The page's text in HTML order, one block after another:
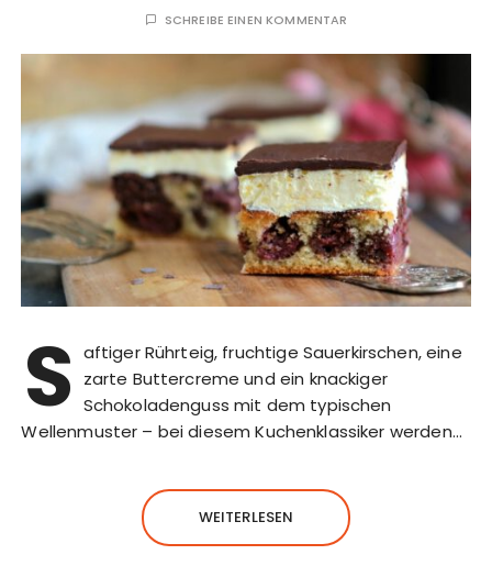
SCHREIBE EINEN KOMMENTAR
S aftiger Rührteig, fruchtige Sauerkirschen, eine
zarte Buttercreme und ein knackiger
Schokoladenguss mit dem typischen
Wellenmuster – bei diesem Kuchenklassiker werden…
WEITERLESEN